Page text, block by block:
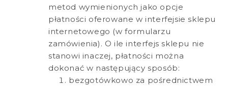
metod wymienionych jako opcje
płatności oferowane w interfejsie sklepu
internetowego (w formularzu
zamówienia). O ile interfejs sklepu nie
stanowi inaczej, płatności można
dokonać w następujący sposób:
bezgotówkowo za pośrednictwem